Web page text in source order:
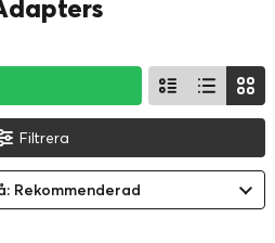
Filtrera
Rekommenderad